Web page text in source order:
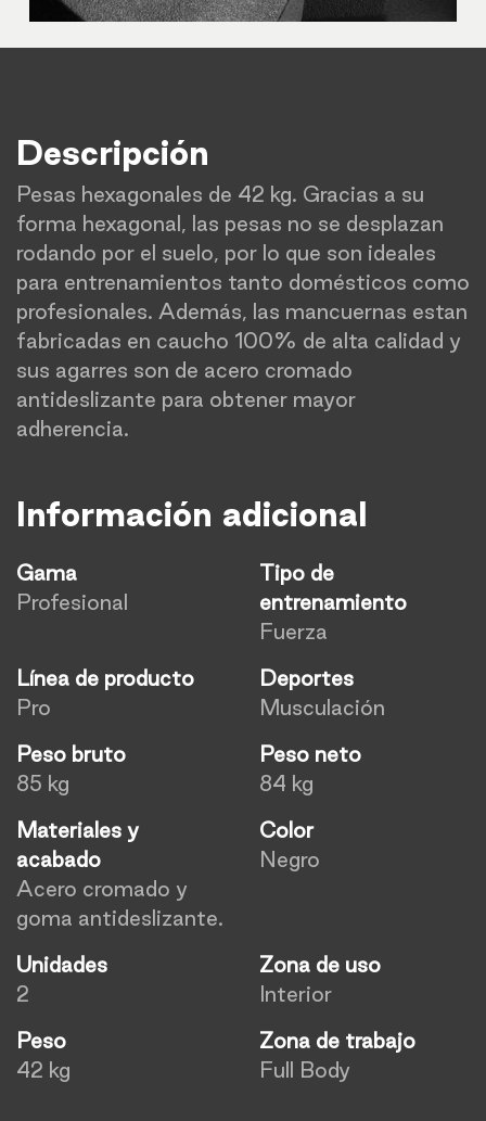
Descripción
Pesas hexagonales de 42 kg. Gracias a su
forma hexagonal, las pesas no se desplazan
rodando por el suelo, por lo que son ideales
para entrenamientos tanto domésticos como
profesionales. Además, las mancuernas estan
fabricadas en caucho 100% de alta calidad y
sus agarres son de acero cromado
antideslizante para obtener mayor
adherencia.
Información adicional
Gama
Profesional
Tipo de
entrenamiento
Fuerza
Línea de producto
Pro
Deportes
Musculación
Peso bruto
85 kg
Peso neto
84 kg
Materiales y
acabado
Acero cromado y
goma antideslizante.
Color
Negro
Unidades
2
Zona de uso
Interior
Peso
42 kg
Zona de trabajo
Full Body